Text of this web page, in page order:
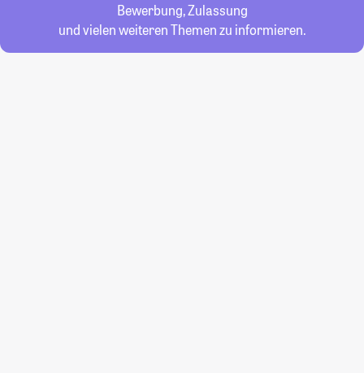
Bewerbung, Zulassung
und vielen weiteren Themen zu informieren.